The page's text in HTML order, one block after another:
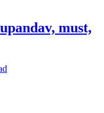
must,